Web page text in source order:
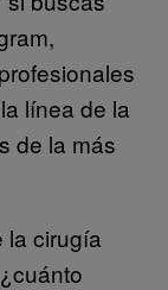
línea de la
de la más
la cirugía